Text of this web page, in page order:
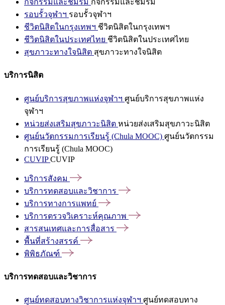
กิจกรรมและชมรม กิจกรรมและชมรม
รอบรั้วจุฬาฯ รอบรั้วจุฬาฯ
ชีวิตนิสิตในกรุงเทพฯ ชีวิตนิสิตในกรุงเทพฯ
ชีวิตนิสิตในประเทศไทย ชีวิตนิสิตในประเทศไทย
สุขภาวะทางใจนิสิต สุขภาวะทางใจนิสิต
บริการนิสิต
ศูนย์บริการสุขภาพแห่งจุฬาฯ ศูนย์บริการสุขภาพแห่ง
จุฬาฯ
หน่วยส่งเสริมสุขภาวะนิสิต หน่วยส่งเสริมสุขภาวะนิสิต
ศูนย์นวัตกรรมการเรียนรู้ (Chula MOOC) ศูนย์นวัตกรรม
การเรียนรู้ (Chula MOOC)
CUVIPCUVIP
บริการสังคม
บริการทดสอบและวิชาการ
บริการทางการแพทย์
บริการตรวจวิเคราะห์คุณภาพ
สารสนเทศและการสื่อสาร
พื้นที่สร้างสรรค์
พิพิธภัณฑ์
บริการทดสอบและวิชาการ
ศูนย์ทดสอบทางวิชาการแห่งจุฬาฯ ศูนย์ทดสอบทาง